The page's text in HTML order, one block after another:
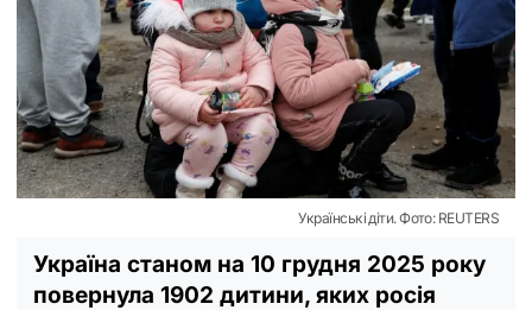
Українські діти. Фото: REUTERS
Україна станом на 10 грудня 2025 року
повернула 1902 дитини, яких росія